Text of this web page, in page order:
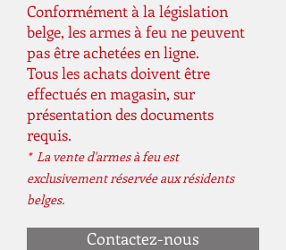
Conformément à la législation
belge, les armes à feu ne peuvent
pas être achetées en ligne.
Tous les achats doivent être
effectués en magasin, sur
présentation des documents
requis.
* La vente d'armes à feu est
exclusivement réservée aux résidents
belges.
Contactez-nous